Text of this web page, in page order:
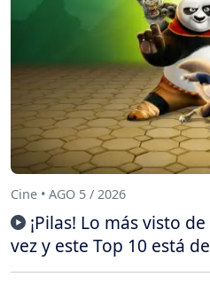
Cine • AGO 5 / 2026
¡Pilas! Lo más visto
vez y este Top 10 está